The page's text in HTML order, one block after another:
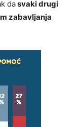
dasvaki drugi
zabavljanja